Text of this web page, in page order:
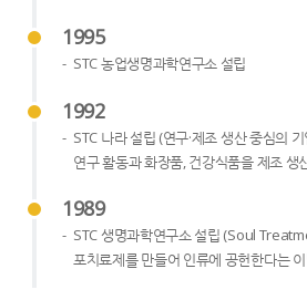
1995
STC 농업생명과학연구소 설립
1992
STC 나라 설립 (연구·제조 생산 중심의
연구 활동과 화장품, 건강식품을 제조 생
1989
STC 생명과학연구소 설립 (Soul
포치료제를 만들어 인류에 공헌한다는